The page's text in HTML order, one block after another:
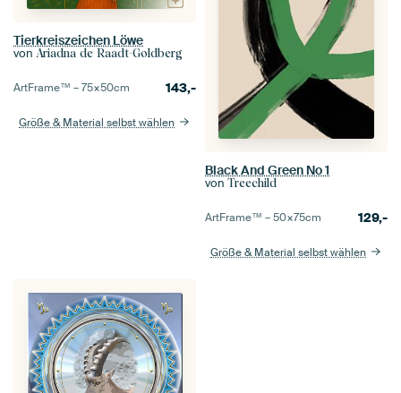
Tierkreiszeichen Löwe
von Ariadna de Raadt-Goldberg
ArtFrame™ –75×50cm 143,-
Größe & Material selbst wählen
Black And Green No 1
von Treechild
ArtFrame™ –50×75cm 129,-
Größe & Material selbst wählen